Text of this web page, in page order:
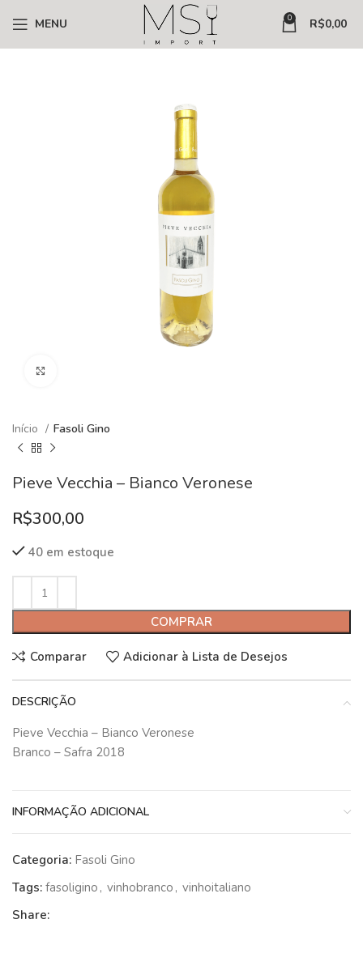
MENU 0 R$0,00
Início Fasoli Gino
Pieve Vecchia – Bianco Veronese
R$300,00
40 em estoque
COMPRAR
Comparar Adicionar à Lista de Desejos
DESCRIÇÃO
Pieve Vecchia – Bianco Veronese
Branco – Safra 2018
INFORMAÇÃO ADICIONAL
Categoria: Fasoli Gino
Tags: fasoligino , vinhobranco , vinhoitaliano
Share: